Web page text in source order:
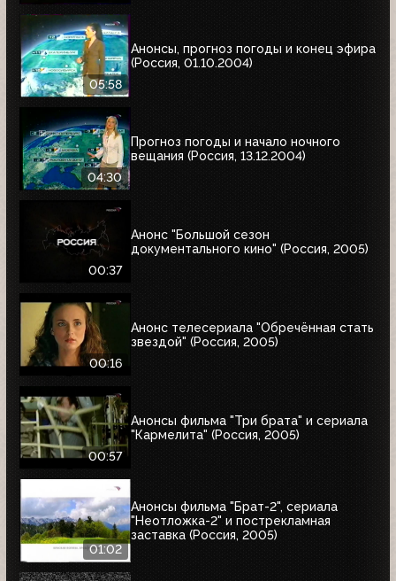
05:58
Анонсы, прогноз погоды и конец эфира
(Россия, 01.10.2004)
04:30
Прогноз погоды и начало ночного
вещания (Россия, 13.12.2004)
00:37
Анонс "Большой сезон
документального кино" (Россия, 2005)
00:16
Анонс телесериала "Обречённая стать
звездой" (Россия, 2005)
00:57
Анонсы фильма "Три брата" и сериала
"Кармелита" (Россия, 2005)
01:02
Анонсы фильма "Брат-2", сериала
"Неотложка-2" и пострекламная
заставка (Россия, 2005)